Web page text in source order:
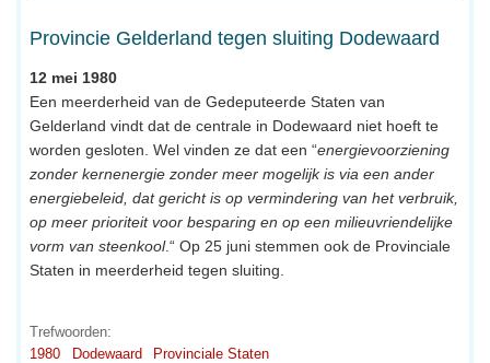
Provincie Gelderland tegen sluiting Dodewaard
12 mei 1980
Een meerderheid van de Gedeputeerde Staten van
Gelderland vindt dat de centrale in Dodewaard niet hoeft te
worden gesloten. Wel vinden ze dat een “energievoorziening
zonder kernenergie zonder meer mogelijk is via een ander
energiebeleid, dat gericht is op vermindering van het verbruik,
op meer prioriteit voor besparing en op een milieuvriendelijke
vorm van steenkool.“ Op 25 juni stemmen ook de Provinciale
Staten in meerderheid tegen sluiting.
Trefwoorden:
1980
Dodewaard Provinciale Staten